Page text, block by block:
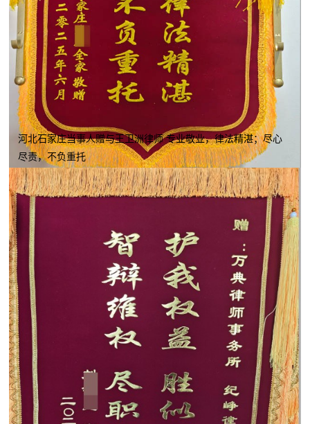
河北石家庄当事人赠与王卫洲律师 专业敬业，律法精湛；尽心
尽责，不负重托